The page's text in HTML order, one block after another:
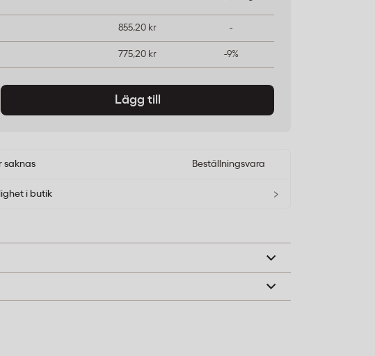
855,20 kr -
775,20 kr -9%
Lägg till
saknas Beställningsvara
i butik ›